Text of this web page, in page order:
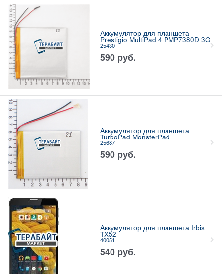
Аккумулятор для планшета
Prestigio MultiPad 4 PMP7380D 3G
25430
590 руб.
Аккумулятор для планшета
TurboPad MonsterPad
25687
590 руб.
Аккумулятор для планшета Irbis
TX52
40051
540 руб.